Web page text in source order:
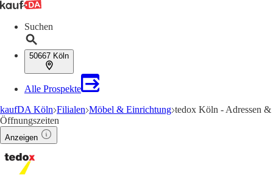
Suchen
50667 Köln
Alle Prospekte
kaufDA Köln Filialen Möbel & Einrichtung tedox Köln - Adressen &
Öffnungszeiten
Anzeigen